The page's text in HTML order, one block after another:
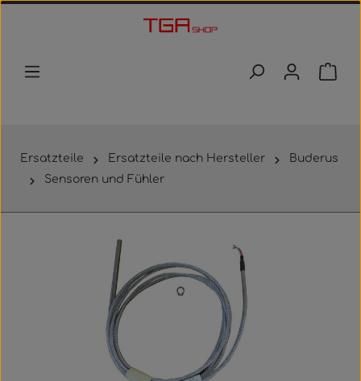
Zum Hauptinhalt springen
Ersatzteile Ersatzteile nach Hersteller
Buderus
Sensoren und Fühler
Bildergalerie überspringen